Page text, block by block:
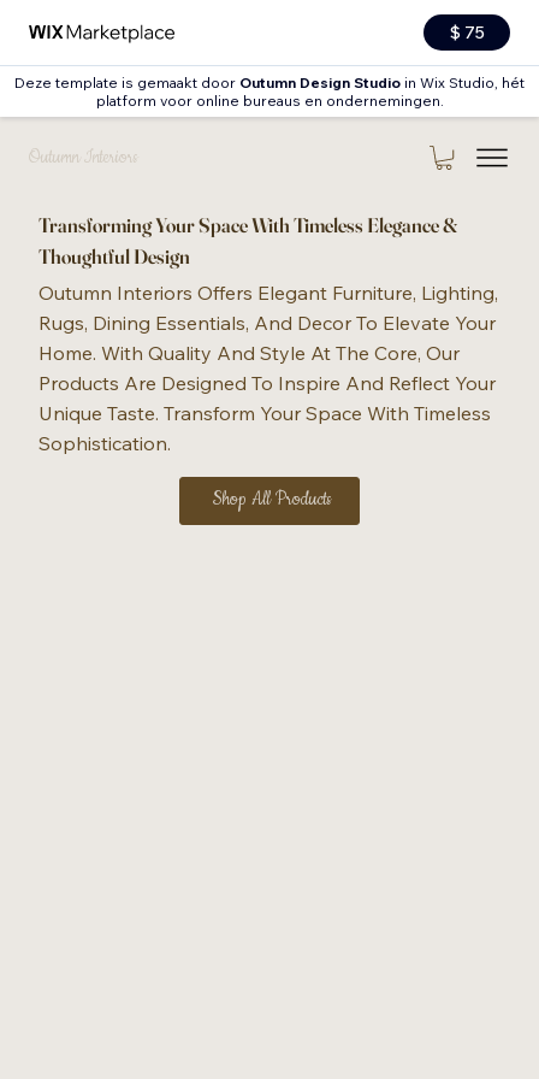
$ 75
Deze template is gemaakt door Outumn Design Studio in Wix Studio, hét
platform voor online bureaus en ondernemingen.